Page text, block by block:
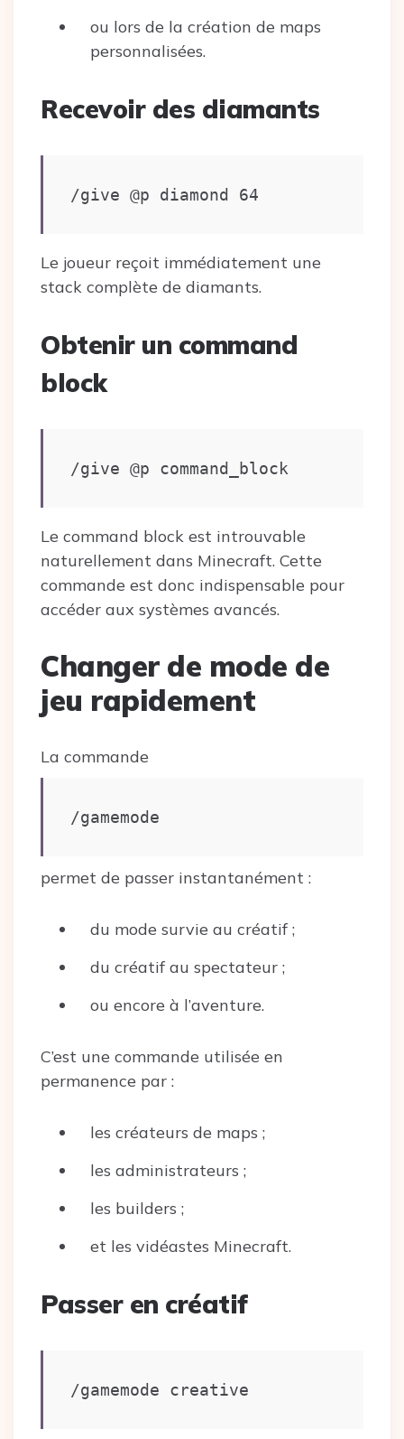
ou lors de la création de maps
personnalisées.
Recevoir des diamants
/give @p diamond 64
Le joueur reçoit immédiatement une
stack complète de diamants.
Obtenir un command
block
/give @p command_block
Le command block est introuvable
naturellement dans Minecraft. Cette
commande est donc indispensable pour
accéder aux systèmes avancés.
Changer de mode de
jeu rapidement
La commande
/gamemode
permet de passer instantanément :
du mode survie au créatif ;
du créatif au spectateur ;
ou encore à l’aventure.
C’est une commande utilisée en
permanence par :
les créateurs de maps ;
les administrateurs ;
les builders ;
et les vidéastes Minecraft.
Passer en créatif
/gamemode creative